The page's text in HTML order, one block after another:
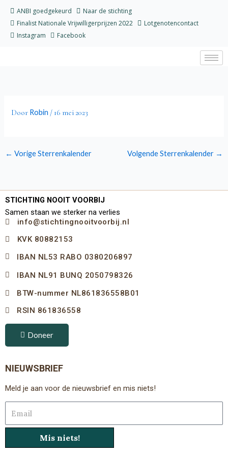
ANBI goedgekeurd
Naar de stichting
Finalist Nationale Vrijwilligerprijzen 2022
Lotgenotencontact
Instagram
Facebook
Door Robin / 16 mei 2023
← Vorige Sterrenkalender Volgende Sterrenkalender →
STICHTING NOOIT VOORBIJ
Samen staan we sterker na verlies
info@stichtingnooitvoorbij.nl
KVK 80882153
IBAN NL53 RABO 0380206897
IBAN NL91 BUNQ 2050798326
BTW-nummer NL861836558B01
RSIN 861836558
Doneer
NIEUWSBRIEF
Meld je aan voor de nieuwsbrief en mis niets!
Mis niets!